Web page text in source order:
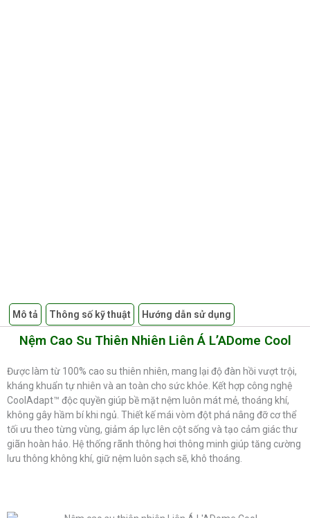
Mô tả Thông số kỹ thuật Hướng dẫn sử dụng
Nệm Cao Su Thiên Nhiên Liên Á L’ADome Cool
Được làm từ 100% cao su thiên nhiên, mang lại độ đàn hồi vượt trội,
kháng khuẩn tự nhiên và an toàn cho sức khỏe. Kết hợp công nghệ
CoolAdapt™ độc quyền giúp bề mặt nệm luôn mát mẻ, thoáng khí,
không gây hầm bí khi ngủ. Thiết kế mái vòm đột phá nâng đỡ cơ thể
tối ưu theo từng vùng, giảm áp lực lên cột sống và tạo cảm giác thư
giãn hoàn hảo. Hệ thống rãnh thông hơi thông minh giúp tăng cường
lưu thông không khí, giữ nệm luôn sạch sẽ, khô thoáng.